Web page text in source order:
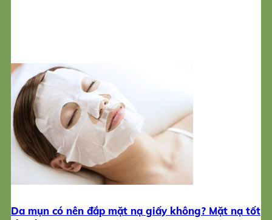
Da mụn có nên đắp mặt nạ giấy không? Mặt nạ tốt